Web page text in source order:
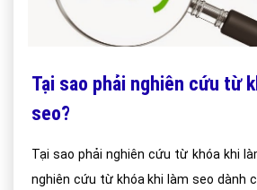
Tại sao phải nghiên cứu từ
seo?
Tại sao phải nghiên cứu từ khóa khi
nghiên cứu từ khóa khi làm seo dành